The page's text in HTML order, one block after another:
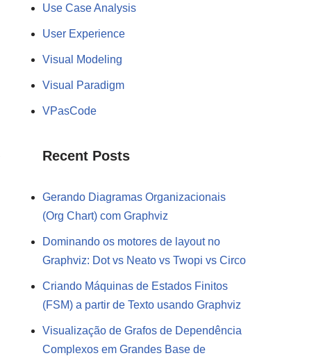
Use Case Analysis
User Experience
Visual Modeling
Visual Paradigm
VPasCode
Recent Posts
Gerando Diagramas Organizacionais
(Org Chart) com Graphviz
Dominando os motores de layout no
Graphviz: Dot vs Neato vs Twopi vs Circo
Criando Máquinas de Estados Finitos
(FSM) a partir de Texto usando Graphviz
Visualização de Grafos de Dependência
Complexos em Grandes Base de